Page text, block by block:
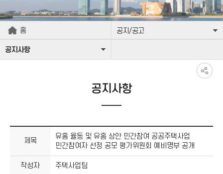
홈 공지/공고
공지사항
공지사항
제목
유홈 율동 및 유홈 상안 민간참여 공공주택사업
민간참여자 선정 공모 평가위원회 예비명부 공개
작성자 주택사업팀